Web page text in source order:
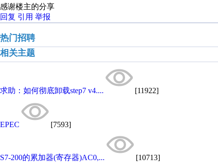
感谢楼主的分享
回复 引用 举报
热门招聘
相关主题
求助：如何彻底卸载step7 v4.... [11922]
EPEC [7593]
S7-200的累加器(寄存器)AC0,... [10713]